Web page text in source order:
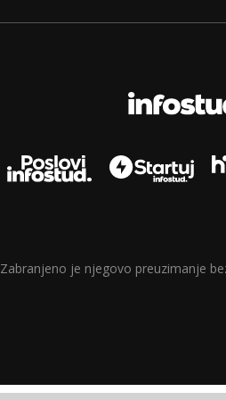
Zabranjeno je njegovo preuzimanje